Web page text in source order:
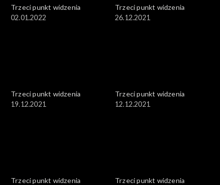
Trzeci punkt widzenia
02.01.2022
Trzeci punkt widzenia
26.12.2021
Trzeci punkt widzenia
19.12.2021
Trzeci punkt widzenia
12.12.2021
Trzeci punkt widzenia
Trzeci punkt widzenia